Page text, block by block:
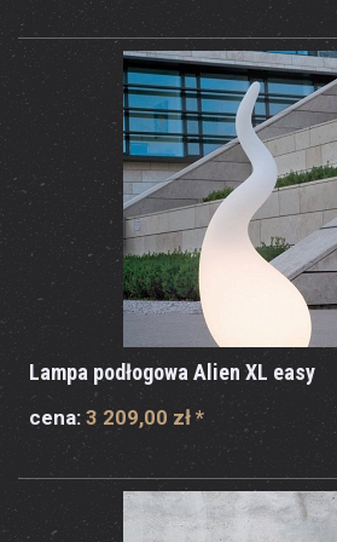
Lampa podłogowa Alien XL easy
cena: 3 209,00 zł *